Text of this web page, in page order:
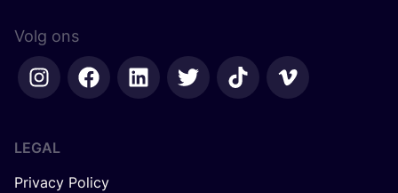
Volg ons
LEGAL
Privacy Policy